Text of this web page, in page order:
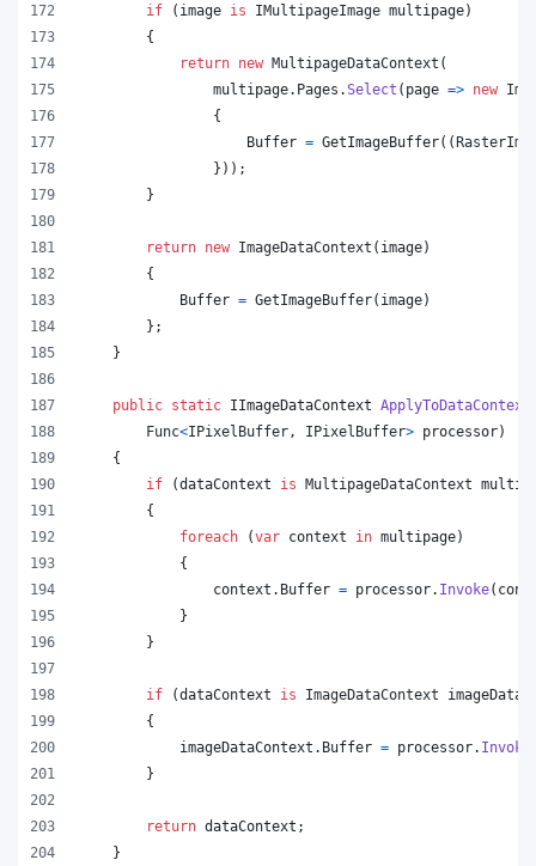
if ( image is IMultipageImage multipage)
{
return new MultipageDataContext (
multipage. Pages .Select ( page => new
{
Buffer = GetImageBuffer( (
} ) ) ;
}
return new ImageDataContext ( image)
{
Buffer = GetImageBuffer( image)
} ;
}
public static IImageDataContext ApplyToDataContext
Func<IPixelBuffer , IPixelBuffer> processor)
{
if
(dataContext is MultipageDataContext
{
foreach
(var context in multipage)
{
context . Buffer = processor. Invoke(
}
}
if (dataContext is ImageDataContext
{
imageDataContext . Buffer = processor. Invoke
}
return dataContext ;
}